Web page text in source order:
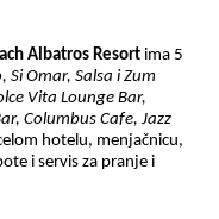
Albatros Resort ima 5
Si Omar, Salsa i Zum
Vita Lounge Bar,
Columbus Cafe, Jazz
hotelu, menjačnicu,
i servis za pranje i